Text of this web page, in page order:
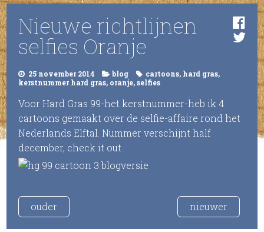
Nieuwe richtlijnen
selfies Oranje
25 november 2014 blog cartoons, hard gras,
kerstnummer hard gras, oranje,selfies
Voor Hard Gras 99-het kerstnummer-heb ik 4
cartoons gemaakt over de selfie-affaire rond het
Nederlands Elftal. Nummer verschijnt half
december, check it out.
ouder nieuwer